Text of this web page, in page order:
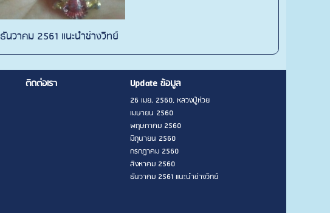
ธันวาคม 2561 แนะนำช่างวิทย์
ติดต่อเรา Update ข้อมูล
26 เมย. 2560, หลวงปู่ห่วย
เมษายน 2560
พฤษภาคม 2560
มิถุนายน 2560
กรกฎาคม 2560
สิงหาคม 2560
ธันวาคม 2561 แนะนำช่างวิทย์